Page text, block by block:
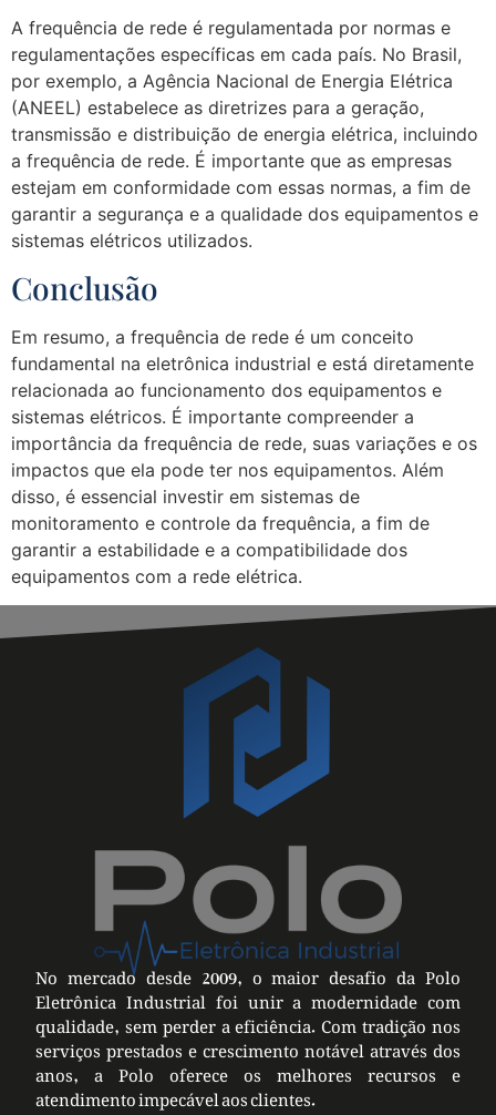
A frequência de rede é regulamentada por normas e
regulamentações específicas em cada país. No Brasil,
por exemplo, a Agência Nacional de Energia Elétrica
(ANEEL) estabelece as diretrizes para a geração,
transmissão e distribuição de energia elétrica, incluindo
a frequência de rede. É importante que as empresas
estejam em conformidade com essas normas, a fim de
garantir a segurança e a qualidade dos equipamentos e
sistemas elétricos utilizados.
Conclusão
Em resumo, a frequência de rede é um conceito
fundamental na eletrônica industrial e está diretamente
relacionada ao funcionamento dos equipamentos e
sistemas elétricos. É importante compreender a
importância da frequência de rede, suas variações e os
impactos que ela pode ter nos equipamentos. Além
disso, é essencial investir em sistemas de
monitoramento e controle da frequência, a fim de
garantir a estabilidade e a compatibilidade dos
equipamentos com a rede elétrica.
No mercado desde 2009, o maior desafio da Polo
Eletrônica Industrial foi unir a modernidade com
qualidade, sem perder a eficiência. Com tradição nos
serviços prestados e crescimento notável através dos
anos, a Polo oferece os melhores recursos e
atendimento impecável aos clientes.